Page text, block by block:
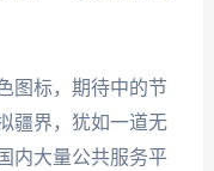
图标，期待中的节
疆界，犹如一道无
内大量公共服务平